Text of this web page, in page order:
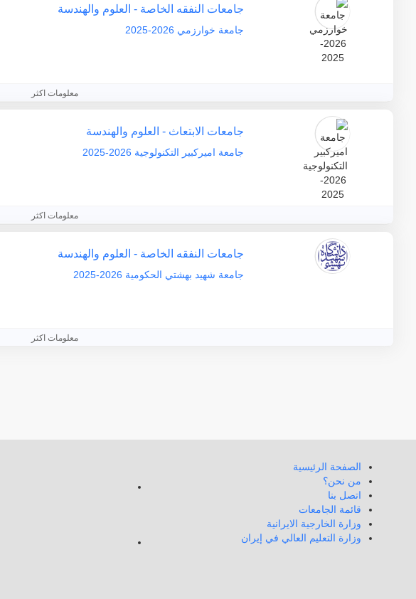
جامعات النفقه الخاصة - العلوم والهندسة
جامعة خوارزمي 2026-2025
معلومات اكثر
جامعات الابتعاث - العلوم والهندسة
جامعة اميركبير التكنولوجية 2026-2025
معلومات اكثر
جامعات النفقه الخاصة - العلوم والهندسة
جامعة شهيد بهشتي الحكومية 2026-2025
معلومات اكثر
الصفحة الرئيسية
من نحن؟
اتصل بنا
قائمة الجامعات
وزارة الخارجية الايرانية
وزارة التعليم العالي في إيران